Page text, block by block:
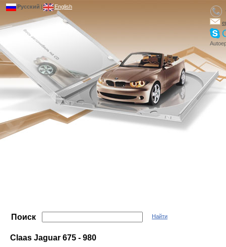
Русский | English
Поиск Найти
Claas Jaguar 675 - 980